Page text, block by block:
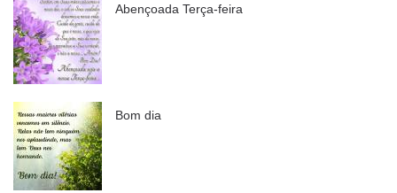
Abençoada Terça-feira
Bom dia